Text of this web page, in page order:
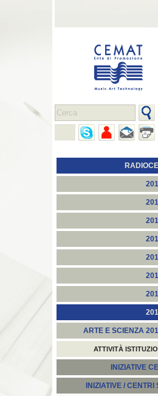
ARTE E SCIENZA
ATTIVITÀ
INIZIATIVE
INIZIATIVE / CENTRI